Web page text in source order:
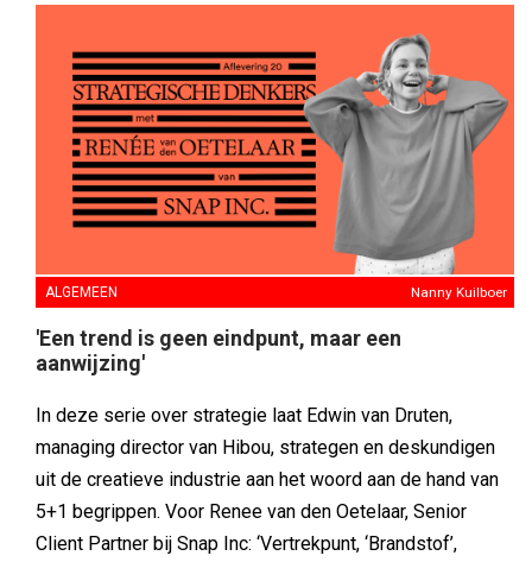
ALGEMEEN Nanny Kuilboer
'Een trend is geen eindpunt, maar een
aanwijzing'
In deze serie over strategie laat Edwin van Druten,
managing director van Hibou, strategen en deskundigen
uit de creatieve industrie aan het woord aan de hand van
5+1 begrippen. Voor Renee van den Oetelaar, Senior
Client Partner bij Snap Inc: ‘Vertrekpunt, ‘Brandstof’,